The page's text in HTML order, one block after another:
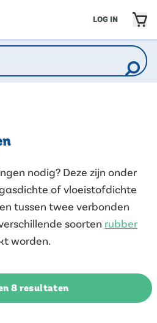
LOG IN
nodig? Deze zijn onder
of vloeistofdichte
tussen twee verbonden
soorten rubber
worden.
8 resultaten